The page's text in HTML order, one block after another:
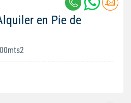
en Pie de